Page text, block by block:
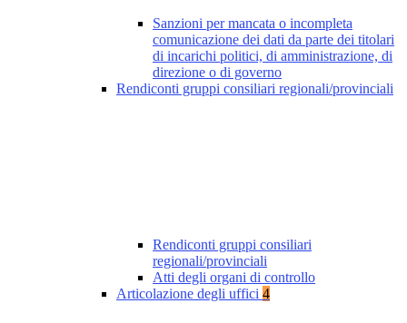
Sanzioni per mancata o incompleta
comunicazione dei dati da parte dei titolari
di incarichi politici, di amministrazione, di
direzione o di governo
Rendiconti gruppi consiliari regionali/provinciali
Rendiconti gruppi consiliari
regionali/provinciali
Atti degli organi di controllo
Articolazione degli uffici 4